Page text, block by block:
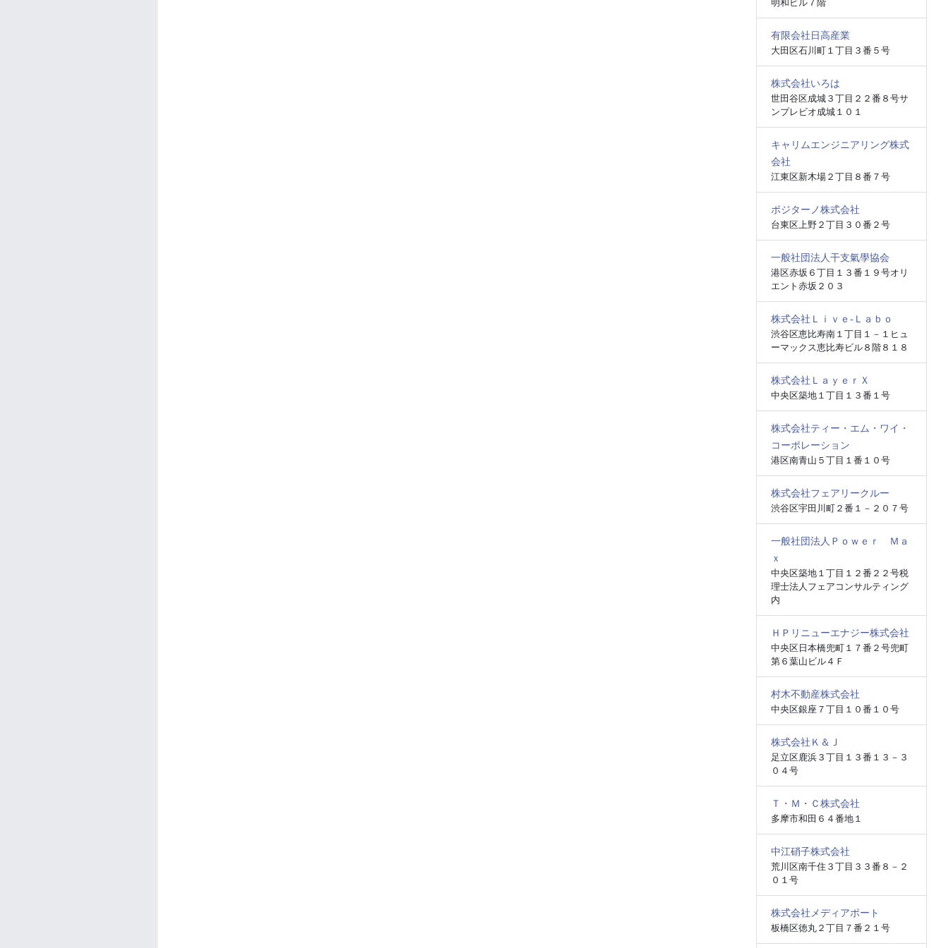
明和ビル７階
有限会社日高産業
大田区石川町１丁目３番５号
株式会社いろは
世田谷区成城３丁目２２番８号サ
ンプレビオ成城１０１
キャリムエンジニアリング株式
会社
江東区新木場２丁目８番７号
ポジターノ株式会社
台東区上野２丁目３０番２号
一般社団法人干支氣學協会
港区赤坂６丁目１３番１９号オリ
エント赤坂２０３
株式会社Ｌｉｖｅ‐Ｌａｂｏ
渋谷区恵比寿南１丁目１－１ヒュ
ーマックス恵比寿ビル８階８１８
株式会社ＬａｙｅｒＸ
中央区築地１丁目１３番１号
株式会社ティー・エム・ワイ・
コーポレーション
港区南青山５丁目１番１０号
株式会社フェアリークルー
渋谷区宇田川町２番１－２０７号
一般社団法人Ｐｏｗｅｒ Ｍａ
ｘ
中央区築地１丁目１２番２２号税
理士法人フェアコンサルティング
内
ＨＰリニューエナジー株式会社
中央区日本橋兜町１７番２号兜町
第６葉山ビル４Ｆ
村木不動産株式会社
中央区銀座７丁目１０番１０号
株式会社Ｋ＆Ｊ
足立区鹿浜３丁目１３番１３－３
０４号
Ｔ・Ｍ・Ｃ株式会社
多摩市和田６４番地１
中江硝子株式会社
荒川区南千住３丁目３３番８－２
０１号
株式会社メディアポート
板橋区徳丸２丁目７番２１号